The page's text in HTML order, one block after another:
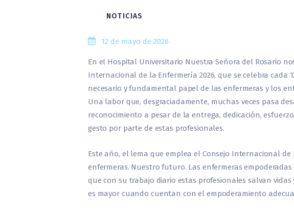
NOTICIAS
12 de mayo de 2026
En el Hospital Universitario Nuestra Señora del Rosario
Internacional de la Enfermería 2026, que se celebra cada
necesario y fundamental papel de las enfermeras y los
Una labor que, desgraciadamente, muchas veces pasa
reconocimiento a pesar de la entrega, dedicación,
gesto por parte de estas profesionales.
Este año, el lema que emplea el Consejo Internacional de
enfermeras. Nuestro futuro. Las enfermeras
que con su trabajo diario estas profesionales salvan vidas
es mayor cuando cuentan con el empoderamiento